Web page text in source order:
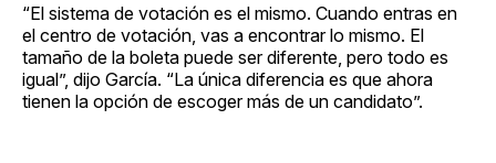
“El sistema de votación es el mismo. Cuando entras en
el centro de votación, vas a encontrar lo mismo. El
tamaño de la boleta puede ser diferente, pero todo es
igual”, dijo García. “La única diferencia es que ahora
tienen la opción de escoger más de un candidato”.